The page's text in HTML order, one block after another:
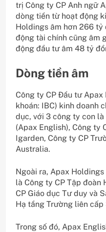
trị Công ty CP Anh ngữ
dòng tiền từ hoạt động
Holdings âm hơn 266 tỷ
động tài chính cũng âm
động đầu tư âm 48 tỷ
Dòng tiền âm
Công ty CP Đầu tư
khoán: IBC) kinh doanh
dục, với 3 công ty con
(Apax English), Công ty
Igarden, Công ty CP
Australia.
Ngoài ra, Apax
là Công ty CP Tập đoàn
CP Giáo dục Tư duy và
Hạ tầng Trường liên cấp
Trong số đó, Apax